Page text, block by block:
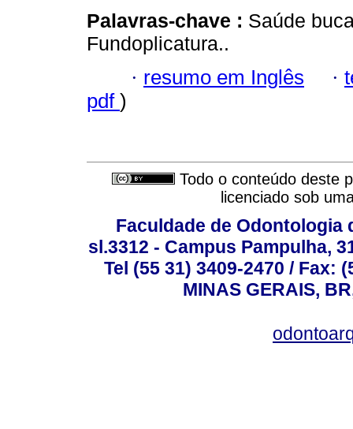
Palavras-chave : Saúde
Fundoplicatura..
· resumo em Inglês ·
pdf )
Todo o conteúdo deste
licenciado sob
Faculdade de Odontologia
sl.3312 - Campus Pampulha,
Tel (55 31) 3409-2470 / Fax:
MINAS GERAIS,